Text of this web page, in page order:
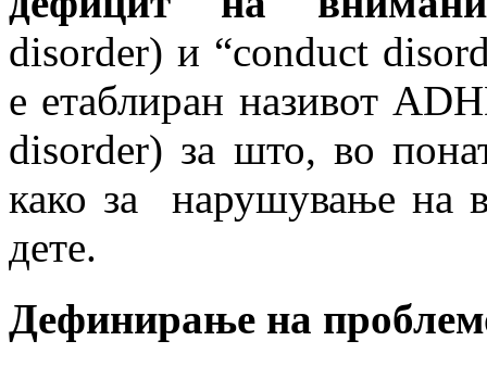
disorder) и “conduct
е етаблиран називот
disorder) за што, во
како за нарушување на
дете.
Дефинирање на